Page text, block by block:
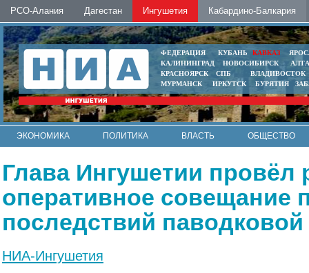
РСО-Алания Дагестан Ингушетия Кабардино-Балкария
ФЕДЕРАЦИЯ КУБАНЬ КАВКАЗ
КАЛИНИНГРАД
НОВОСИБИРСК
КРАСНОЯРСК
СПБ
ВЛАДИВОСТОК
МУРМАНСК
ИРКУТСК БУРЯТИЯ
ЭКОНОМИКА ПОЛИТИКА ВЛАСТЬ
ОБЩЕСТВО
Глава Ингушетии провёл
оперативное совещание
последствий
НИА-Ингушетия